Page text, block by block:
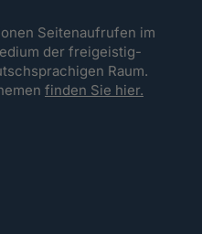
Seitenaufrufen im
der freigeistig-
Raum.
finden Sie hier.